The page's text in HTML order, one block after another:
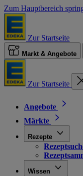
Zum Hauptbereich
Zur Startseite
Markt & Angebote
Zur Startseite
Angebote
Märkte
Rezepte
Wissen